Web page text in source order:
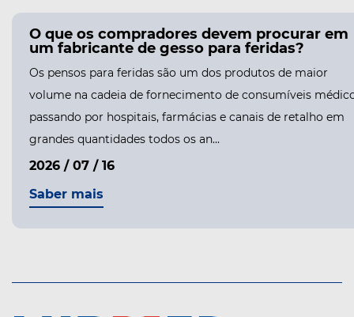
O que os compradores devem procurar em
um fabricante de gesso para feridas?
Os pensos para feridas são um dos produtos de maior
volume na cadeia de fornecimento de consumíveis
passando por hospitais, farmácias e canais de retalho em
grandes quantidades todos os an...
2026 / 07 / 16
Saber mais